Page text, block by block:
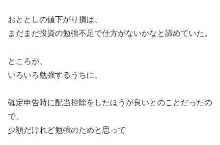
おととしの値下がり損は、
まだまだ投資の勉強不足で仕方がないかなと諦めていた。
ところが、
いろいろ勉強するうちに、
確定申告時に配当控除をしたほうが良いとのことだったの
で、
少額だけれど勉強のためと思って